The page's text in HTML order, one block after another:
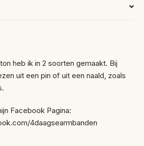
heb ik in 2 soorten gemaakt. Bij
uit een pin of uit een naald, zoals
Facebook Pagina:
4daagsearmbanden